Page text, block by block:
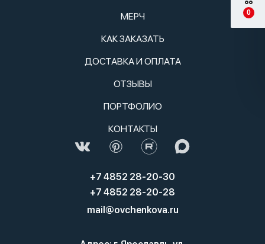
МЕРЧ
КАК ЗАКАЗАТЬ
ДОСТАВКА И ОПЛАТА
ОТЗЫВЫ
ПОРТФОЛИО
КОНТАКТЫ
+7 4852 28-20-30
+7 4852 28-20-28
mail@ovchenkova.ru
0